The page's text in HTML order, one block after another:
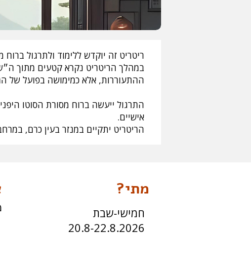
ריטריט זה יוקדש ללימוד ולתרגול ברוח מורה הזן היפני איהי
במהלך הריטריט נקרא קטעים מתוך
ההתעוררות, אלא כמימושה בפועל של
התרגול ייעשה ברוח מסורת הסוטו
אישיים.
הריטריט יתקיים במנזר בעין כרם,
מתי?
חמישי-שבת
20.8-22.8.2026